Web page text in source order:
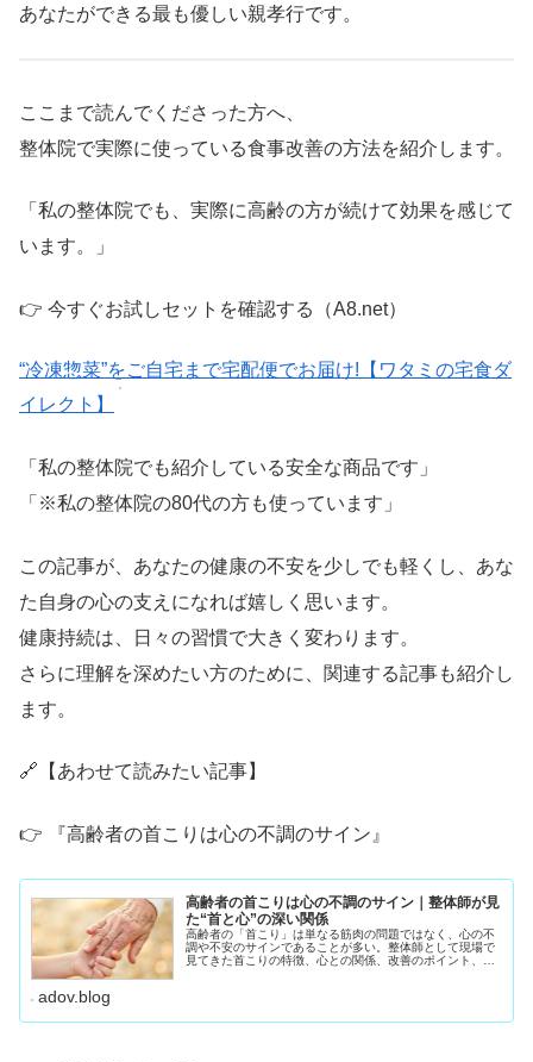
あなたができる最も優しい親孝行です。
ここまで読んでくださった方へ、
整体院で実際に使っている食事改善の方法を紹介します。
「私の整体院でも、実際に高齢の方が続けて効果を感じて
います。」
👉 今すぐお試しセットを確認する（A8.net）
“冷凍惣菜”をご自宅まで宅配便でお届け!【ワタミの宅食ダ
イレクト】
「私の整体院でも紹介している安全な商品です」
「※私の整体院の80代の方も使っています」
この記事が、あなたの健康の不安を少しでも軽くし、あな
た自身の心の支えになれば嬉しく思います。
健康持続は、日々の習慣で大きく変わります。
さらに理解を深めたい方のために、関連する記事も紹介し
ます。
🔗【あわせて読みたい記事】
👉 『高齢者の首こりは心の不調のサイン』
高齢者の首こりは心の不調のサイン｜整体師が見
た“首と心”の深い関係
高齢者の「首こり」は単なる筋肉の問題ではなく、心の不
調や不安のサインであることが多い。整体師として現場で
見てきた首こりの特徴、心との関係、改善のポイント、
adov.blog